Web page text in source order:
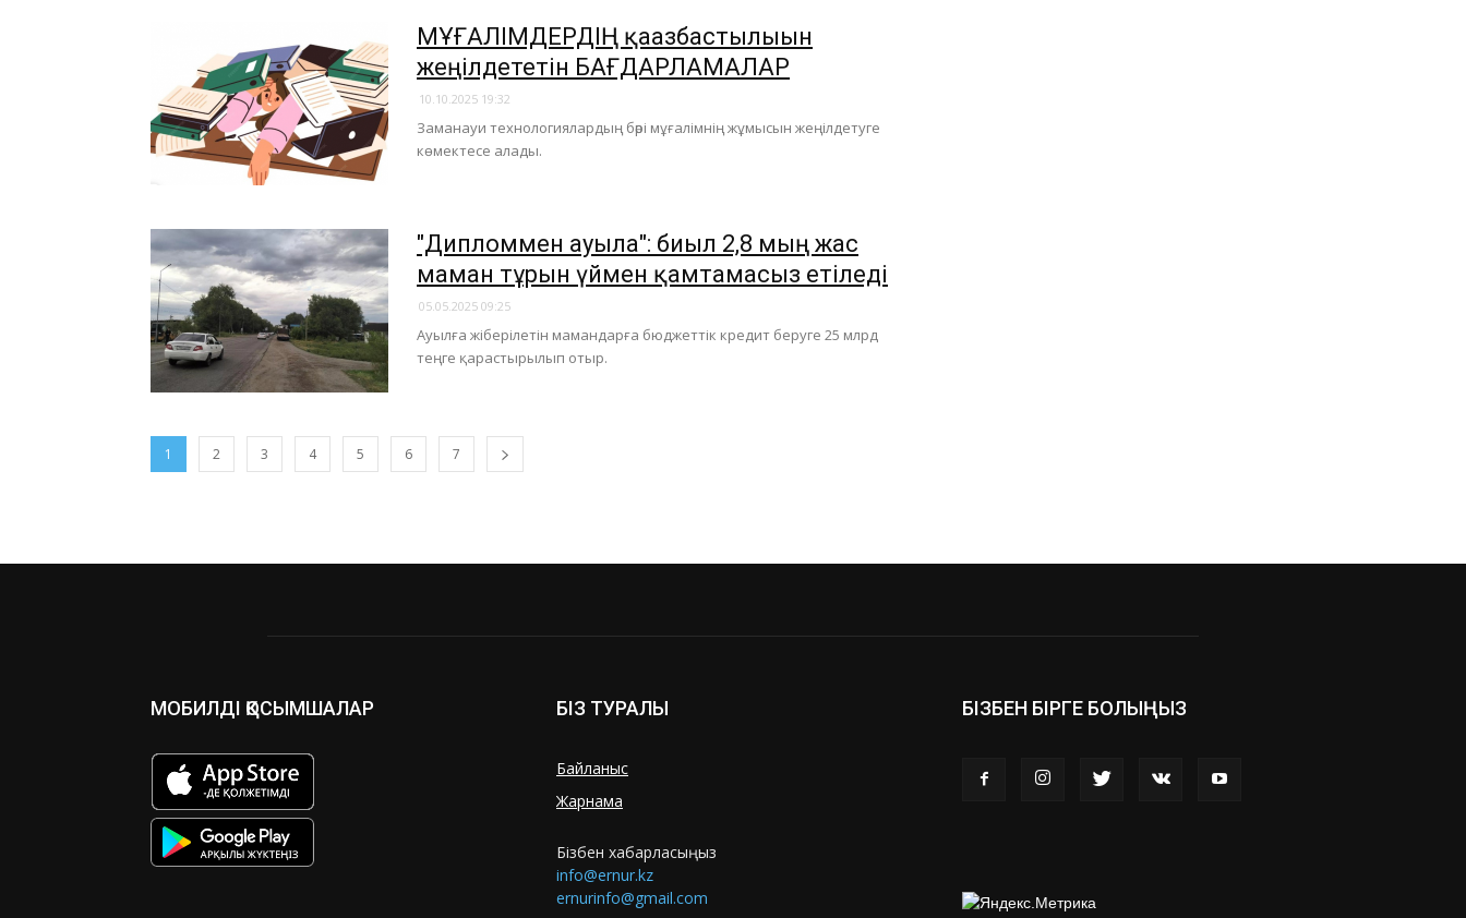
МҰҒАЛІМДЕРДІҢ қағазбастылығын
жеңілдететін БАҒДАРЛАМАЛАР
10.10.2025 19:32
Заманауи технологиялардың бәрі мұғалімнің жұмысын жеңілдетуге
көмектесе алады.
"Дипломмен ауылға": биыл 2,8 мың жас
маман тұрғын үймен қамтамасыз етіледі
05.05.2025 09:25
Ауылға жіберілетін мамандарға бюджеттік кредит беруге 25 млрд
теңге қарастырылып отыр.
1 2 3 4 5 6 7
МОБИЛДІ ҚОСЫМШАЛАР БІЗ ТУРАЛЫ
Байланыс
Жарнама
Бізбен хабарласыңыз
info@ernur.kz
ernurinfo@gmail.com
БІЗБЕН БІРГЕ БОЛЫҢЫЗ